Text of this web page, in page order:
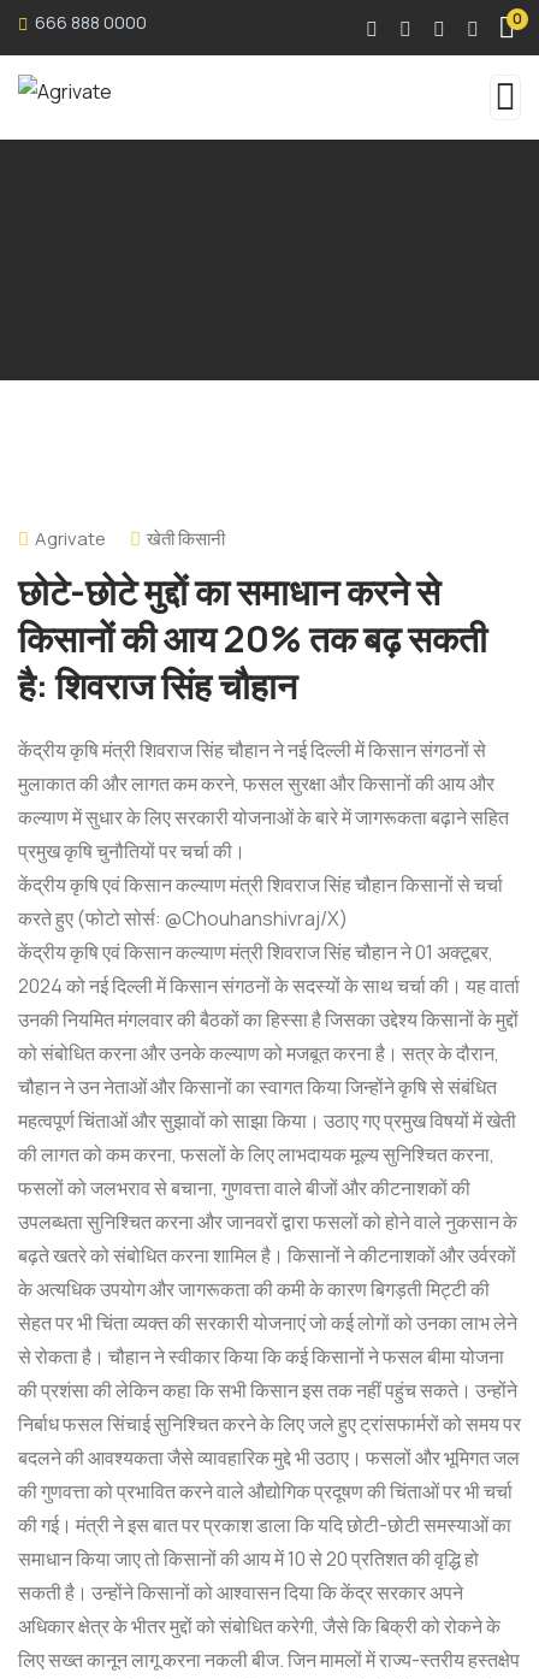
666 888 0000 0
Agrivate खेती किसानी
छोटे-छोटे मुद्दों का समाधान करने से
किसानों की आय 20% तक बढ़ सकती
है: शिवराज सिंह चौहान
केंद्रीय कृषि मंत्री शिवराज सिंह चौहान ने नई दिल्ली में किसान संगठनों से
मुलाकात की और लागत कम करने, फसल सुरक्षा और किसानों की आय और
कल्याण में सुधार के लिए सरकारी योजनाओं के बारे में जागरूकता बढ़ाने सहित
प्रमुख कृषि चुनौतियों पर चर्चा की।
केंद्रीय कृषि एवं किसान कल्याण मंत्री शिवराज सिंह चौहान किसानों से चर्चा
करते हुए (फोटो सोर्स: @Chouhanshivraj/X)
केंद्रीय कृषि एवं किसान कल्याण मंत्री शिवराज सिंह चौहान ने 01 अक्टूबर,
2024 को नई दिल्ली में किसान संगठनों के सदस्यों के साथ चर्चा की। यह वार्ता
उनकी नियमित मंगलवार की बैठकों का हिस्सा है जिसका उद्देश्य किसानों के मुद्दों
को संबोधित करना और उनके कल्याण को मजबूत करना है। सत्र के दौरान,
चौहान ने उन नेताओं और किसानों का स्वागत किया जिन्होंने कृषि से संबंधित
महत्वपूर्ण चिंताओं और सुझावों को साझा किया। उठाए गए प्रमुख विषयों में खेती
की लागत को कम करना, फसलों के लिए लाभदायक मूल्य सुनिश्चित करना,
फसलों को जलभराव से बचाना, गुणवत्ता वाले बीजों और कीटनाशकों की
उपलब्धता सुनिश्चित करना और जानवरों द्वारा फसलों को होने वाले नुकसान के
बढ़ते खतरे को संबोधित करना शामिल है। किसानों ने कीटनाशकों और उर्वरकों
के अत्यधिक उपयोग और जागरूकता की कमी के कारण बिगड़ती मिट्टी की
सेहत पर भी चिंता व्यक्त की सरकारी योजनाएं जो कई लोगों को उनका लाभ लेने
से रोकता है। चौहान ने स्वीकार किया कि कई किसानों ने फसल बीमा योजना
की प्रशंसा की लेकिन कहा कि सभी किसान इस तक नहीं पहुंच सकते। उन्होंने
निर्बाध फसल सिंचाई सुनिश्चित करने के लिए जले हुए ट्रांसफार्मरों को समय पर
बदलने की आवश्यकता जैसे व्यावहारिक मुद्दे भी उठाए। फसलों और भूमिगत जल
की गुणवत्ता को प्रभावित करने वाले औद्योगिक प्रदूषण की चिंताओं पर भी चर्चा
की गई। मंत्री ने इस बात पर प्रकाश डाला कि यदि छोटी-छोटी समस्याओं का
समाधान किया जाए तो किसानों की आय में 10 से 20 प्रतिशत की वृद्धि हो
सकती है। उन्होंने किसानों को आश्वासन दिया कि केंद्र सरकार अपने
अधिकार क्षेत्र के भीतर मुद्दों को संबोधित करेगी, जैसे कि बिक्री को रोकने के
लिए सख्त कानून लागू करना नकली बीज. जिन मामलों में राज्य-स्तरीय हस्तक्षेप